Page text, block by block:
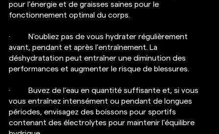
pour l'énergie et de graisses saines pour le
fonctionnement optimal du corps.
·  	N'oubliez pas de vous hydrater régulièrement
avant, pendant et après l'entraînement. La
déshydratation peut entraîner une diminution des
performances et augmenter le risque de blessures.
·  	Buvez de l'eau en quantité suffisante et, si vous
vous entraînez intensément ou pendant de longues
périodes, envisagez des boissons pour sportifs
contenant des électrolytes pour maintenir l'équilibre